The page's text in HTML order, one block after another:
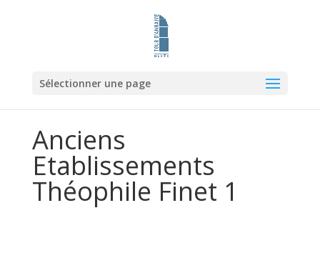
Sélectionner une page
Anciens
Etablissements
Théophile Finet 1